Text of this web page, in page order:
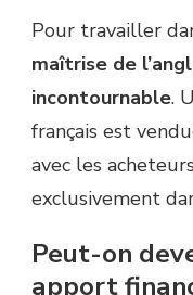
Pour travailler
maîtrise de
incontournable.
français est
avec les
exclusivement
Peut-on
apport